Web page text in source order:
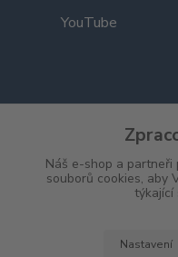
YouTube
Kvalitní nabídka
Náš e-shop a partneři
souborů cookies, aby
týkající
Nastavení